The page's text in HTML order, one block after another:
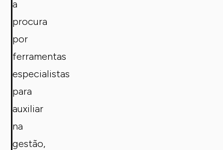
a
procura
por
ferramentas
especialistas
para
auxiliar
na
gestão,